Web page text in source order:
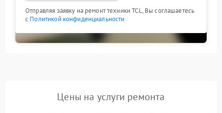
Отправляя заявку на ремонт техники TCL, Вы соглашаетесь
с Политикой конфиденциальности
Цены на услуги ремонта